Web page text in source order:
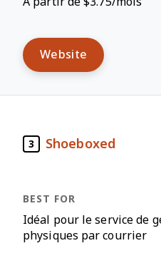
Website
3 Shoeboxed
Idéal pour le service de
physiques par courrier